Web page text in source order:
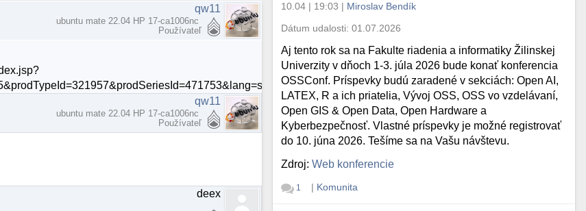
qw11
ubuntu mate 22.04 HP 17-ca1006nc
Používateľ
qw11
ubuntu mate 22.04 HP 17-ca1006nc
Používateľ
deex
10.04 | 19:03 | Miroslav Bendík
Dátum udalosti:01.07.2026
Aj tento rok sa na Fakulte riadenia a informatiky Žilinskej
Univerzity v dňoch 1-3. júla 2026 bude konať konferencia
OSSConf. Príspevky budú zaradené v sekciách: Open AI,
LATEX, R a ich priatelia, Vývoj OSS, OSS vo vzdelávaní,
Open GIS & Open Data, Open Hardware a
Kyberbezpečnosť. Vlastné príspevky je možné registrovať
do 10. júna 2026. Tešíme sa na Vašu návštevu.
Zdroj:Web konferencie
1 | Komunita